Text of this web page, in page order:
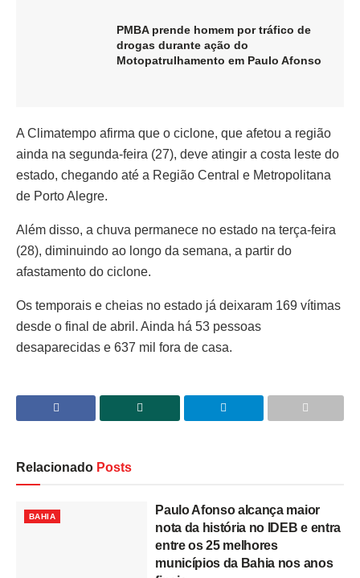
PMBA prende homem por tráfico de
drogas durante ação do
Motopatrulhamento em Paulo Afonso
A Climatempo afirma que o ciclone, que afetou a região
ainda na segunda-feira (27), deve atingir a costa leste do
estado, chegando até a Região Central e Metropolitana
de Porto Alegre.
Além disso, a chuva permanece no estado na terça-feira
(28), diminuindo ao longo da semana, a partir do
afastamento do ciclone.
Os temporais e cheias no estado já deixaram 169 vítimas
desde o final de abril. Ainda há 53 pessoas
desaparecidas e 637 mil fora de casa.
Relacionado Posts
BAHIA
Paulo Afonso alcança maior
nota da história no IDEB e entra
entre os 25 melhores
municípios da Bahia nos anos